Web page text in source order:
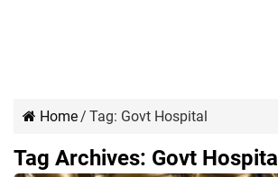
Home/ Tag: Govt Hospital
Tag Archives: Govt Hospital